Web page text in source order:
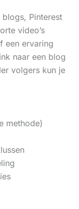
Pinterest
video’s
een ervaring
naar een blog
volgers kun je
methode)